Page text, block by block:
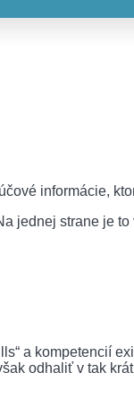
informácie,
jednej strane je
a kompetencií
odhaliť v tak